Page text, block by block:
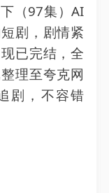
（97集）AI
剧，剧情紧
已完结，全
理至夸克网
剧，不容错